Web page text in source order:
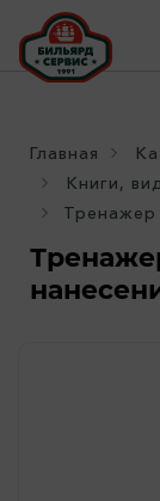
Главная
Книги,
Тренажер